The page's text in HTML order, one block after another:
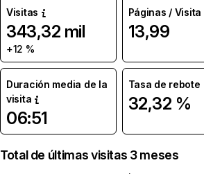
Visitas
343,32 mil
+12 %
Páginas / Visita
13,99
Duración media de la
visita
06:51
Tasa de rebote
32,32 %
Total de últimas visitas 3 meses